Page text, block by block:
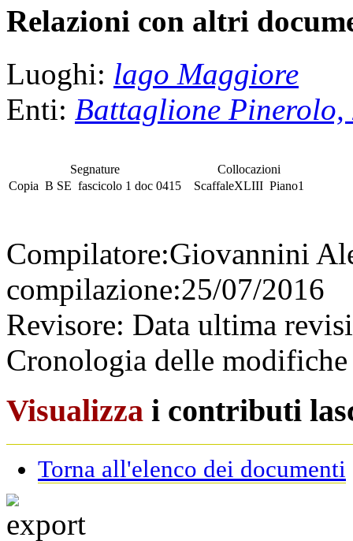
Relazioni con altri
Luoghi: lago Maggiore
Enti: Battaglione Pinerolo,
Segnature
Copia B SE fascicolo 1 doc 0415
Collocazioni
ScaffaleXLIII Piano1
Compilatore:Giovannini
compilazione:25/07/2016
Revisore: Data ultima
Cronologia delle
Visualizza i contributi
Torna all'elenco dei documenti